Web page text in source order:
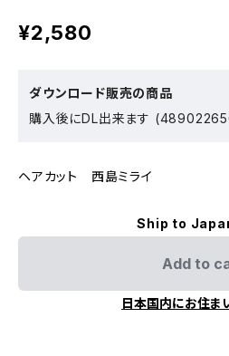
¥2,580
ダウンロード販売の商品
購入後にDL出来ます
ヘアカット 西島ミライ
Ship to
Add to
日本国内にお住ま